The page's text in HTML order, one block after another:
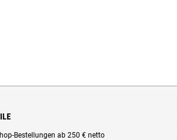
Bestellungen ab 250 € netto